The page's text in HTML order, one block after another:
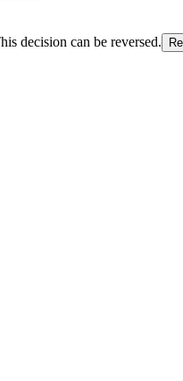
decision can be reversed.